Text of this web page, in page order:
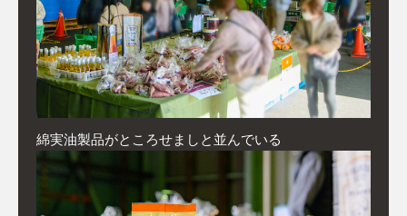
綿実油製品がところせましと並んでいる